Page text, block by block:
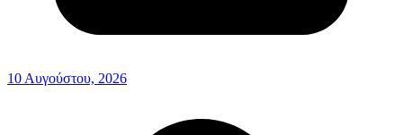
10 Αυγούστου, 2026